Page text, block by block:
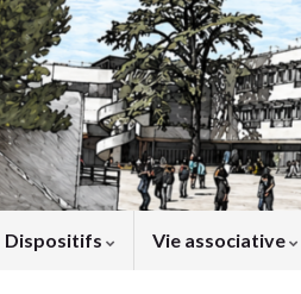
Dispositifs Vie associative